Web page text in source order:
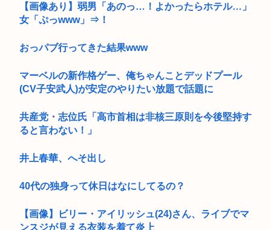
【画像あり】弱男「あのっ…！よかったらホテル…」
女「ぷっwww」⇒！
おっパブ行ってきた結果www
マーベルの新作格ゲー、俺ちゃんことデッドプール
(CV子安武人)が安定のやりたい放題で話題に
共産党・志位氏「高市首相は非核三原則を今後堅持す
ると言わない！」
井上春華、へそ出し
40代の独身って休日はなにしてるの？
【画像】ビリー・アイリッシュ(24)さん、ライブでマ
ンスジが見える衣装を着て炎上